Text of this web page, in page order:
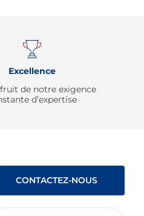
Excellence
fruit de notre exigence
d’expertise
CONTACTEZ-NOUS